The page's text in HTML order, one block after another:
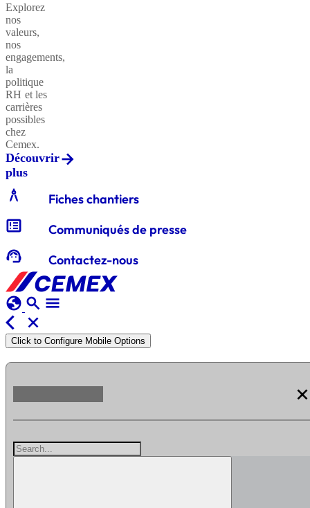
Explorez
nos
valeurs,
nos
engagements,
la
politique
RH et les
carrières
possibles
chez
Cemex.
Découvrir
plus
architecture Fiches chantiers
breaking_news Communiqués de presse
support_agent Contactez-nous
globe search menu
arrow_back_ios
close
Click to Configure Mobile Options
close